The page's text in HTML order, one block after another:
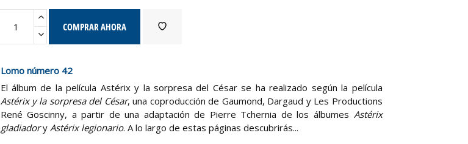
COMPRAR AHORA
Lomo número 42
El álbum de la película Astérix y la sorpresa del César se ha realizado según la película
Astérix y la sorpresa del César, una coproducción de Gaumond, Dargaud y Les Productions
René Goscinny, a partir de una adaptación de Pierre Tchernia de los álbumes Astérix
gladiadory Astérix legionario. A lo largo de estas páginas descubrirás...